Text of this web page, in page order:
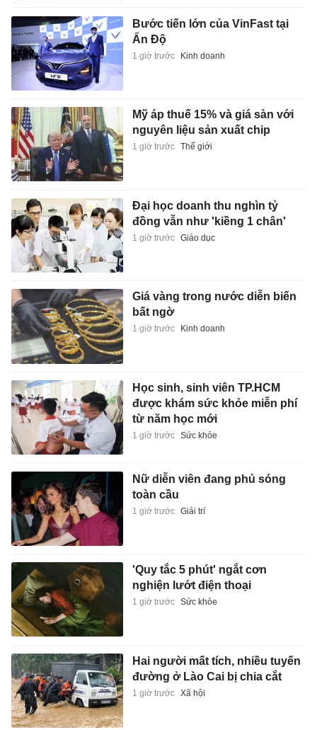
Bước tiến lớn của VinFast tại
Ấn Độ
1 giờ trước Kinh doanh
Mỹ áp thuế 15% và giá sàn với
nguyên liệu sản xuất chip
1 giờ trước Thế giới
Đại học doanh thu nghìn tỷ
đồng vẫn như 'kiềng 1 chân'
1 giờ trước Giáo dục
Giá vàng trong nước diễn biến
bất ngờ
1 giờ trước Kinh doanh
Học sinh, sinh viên TP.HCM
được khám sức khỏe miễn phí
từ năm học mới
1 giờ trước Sức khỏe
Nữ diễn viên đang phủ sóng
toàn cầu
1 giờ trước Giải trí
'Quy tắc 5 phút' ngắt cơn
nghiện lướt điện thoại
1 giờ trước Sức khỏe
Hai người mất tích, nhiều tuyến
đường ở Lào Cai bị chia cắt
1 giờ trước Xã hội